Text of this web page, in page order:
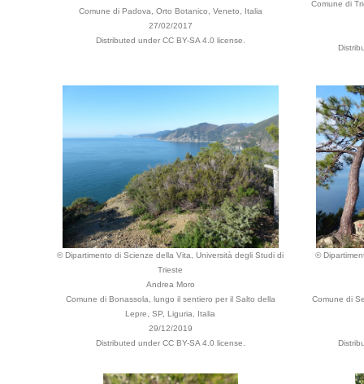
Comune di Padova, Orto Botanico, Veneto, Italia
27/02/2017
Distributed under CC BY-SA 4.0 license.
Comune di
© Dipartimento di Scienze della Vita, Università degli Studi di
Trieste
Andrea Moro
Comune di Bonassola, lungo il sentiero per il Salto della
Lepre, SP, Liguria, Italia
29/12/2019
Distributed under CC BY-SA 4.0 license.
©
Comune di